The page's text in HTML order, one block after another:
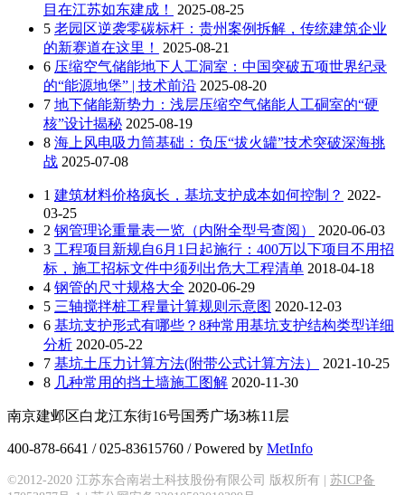
目在江苏如东建成！
2025-08-25
5 老园区逆袭零碳标杆：贵州案例拆解，传统建筑企业
的新赛道在这里！
2025-08-21
6 压缩空气储能地下人工洞室：中国突破五项世界纪录
的“能源地堡” | 技术前沿 2025-08-20
7 地下储能新势力：浅层压缩空气储能人工硐室的“硬
核”设计揭秘 2025-08-19
8 海上风电吸力筒基础：负压“拔火罐”技术突破深海挑
战 2025-07-08
1 建筑材料价格疯长，基坑支护成本如何控制？ 2022-
03-25
2 钢管理论重量表一览（内附全型号查阅）
2020-06-03
3 工程项目新规自6月1日起施行：400万以下项目不用招
标，施工招标文件中须列出危大工程清单 2018-04-18
4 钢管的尺寸规格大全 2020-06-29
5 三轴搅拌桩工程量计算规则示意图 2020-12-03
6 基坑支护形式有哪些？8种常用基坑支护结构类型详细
分析 2020-05-22
7 基坑土压力计算方法(附带公式计算方法）
2021-10-25
8 几种常用的挡土墙施工图解 2020-11-30
南京建邺区白龙江东街16号国秀广场3栋11层
400-878-6641 / 025-83615760 / Powered by MetInfo
©2012-2020 江苏东合南岩土科技股份有限公司 版权所有 | 苏ICP备